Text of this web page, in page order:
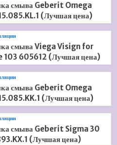
смыва Geberit Omega
(Лучшая цена)
смыва Viega Visign for
103 605612 (Лучшая цена)
смыва Geberit Omega
(Лучшая цена)
смыва Geberit Sigma 30
(Лучшая цена)